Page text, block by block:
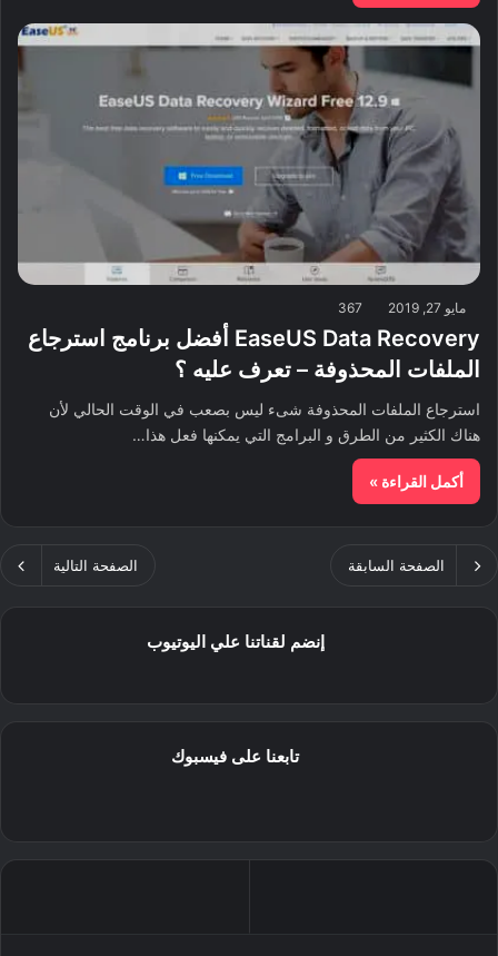
مايو 27, 2019 367
EaseUS Data Recovery أفضل برنامج استرجاع
الملفات المحذوفة – تعرف عليه ؟
استرجاع الملفات المحذوفة شىء ليس بصعب في الوقت الحالي لأن
هناك الكثير من الطرق و البرامج التي يمكنها فعل هذا…
أكمل القراءة »
الصفحة السابقة الصفحة التالية
إنضم لقناتنا علي اليوتيوب
تابعنا على فيسبوك